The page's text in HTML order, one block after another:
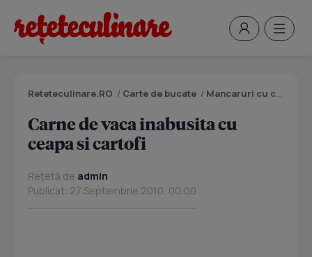
Reteteculinare.RO / Carte de bucate / Mancaruri cu carne
Carne de vaca inabusita cu
ceapa si cartofi
Rețetă de admin
Publicat: 27 Septembrie 2010, 00:00